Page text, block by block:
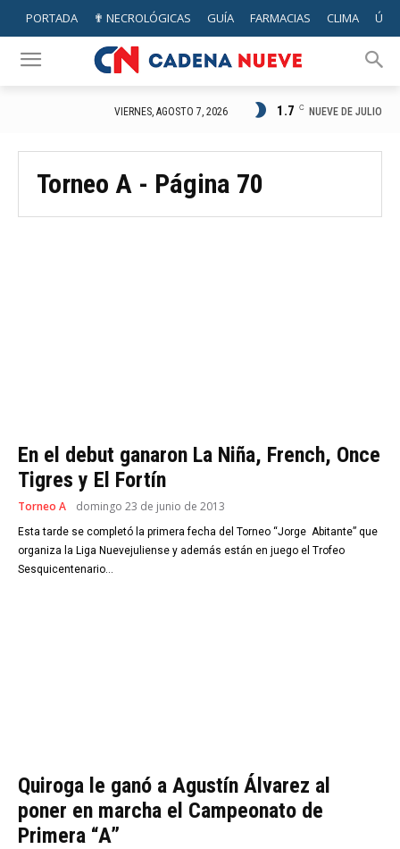
PORTADA ✟ NECROLÓGICAS GUÍA FARMACIAS CLIMA
VIERNES, AGOSTO 7, 2026 1.7 C NUEVE DE JULIO
Torneo A - Página 70
En el debut ganaron La Niña, French, Once
Tigres y El Fortín
Torneo A domingo 23 de junio de 2013
Esta tarde se completó la primera fecha del Torneo “Jorge Abitante” que
organiza la Liga Nuevejuliense y además están en juego el Trofeo
Sesquicentenario...
Quiroga le ganó a Agustín Álvarez al
poner en marcha el Campeonato de
Primera “A”